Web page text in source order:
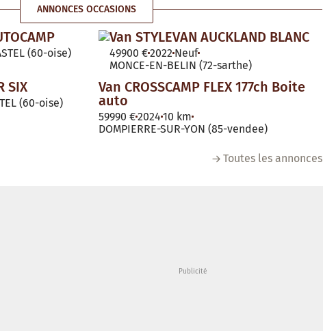
ANNONCES OCCASIONS
(60-oise)
Van STYLEVAN AUCKLAND BLANC
49900 €2022 Neuf
MONCE-EN-BELIN (72-sarthe)
SIX
(60-oise)
Van CROSSCAMP FLEX 177ch Boite
auto
59990 €2024 10 km
DOMPIERRE-SUR-YON (85-vendee)
Toutes les annonces